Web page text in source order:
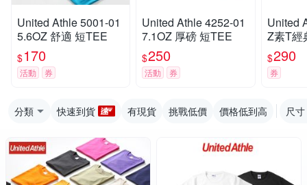
United Athle 5001-01
5.6OZ 舒適 短TEE
$170
活動 券
United Athle 4252-01
7.1OZ 厚磅 短TEE
$250
活動 券
United
Z素T經
431
$290
券
分類 快速到貨 有現貨 挑戰低價 價格低到高 尺寸